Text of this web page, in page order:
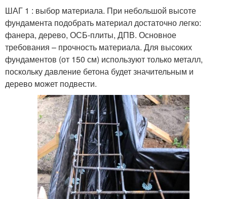
ШАГ 1 : выбор материала. При небольшой высоте
фундамента подобрать материал достаточно легко:
фанера, дерево, ОСБ-плиты, ДПВ. Основное
требования – прочность материала. Для высоких
фундаментов (от 150 см) используют только металл,
поскольку давление бетона будет значительным и
дерево может подвести.